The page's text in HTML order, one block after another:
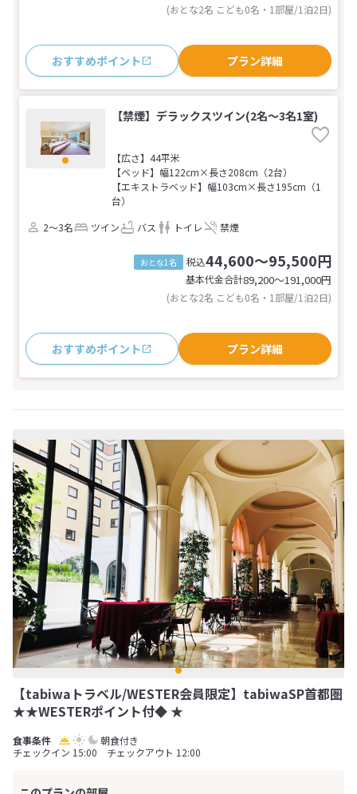
(おとな2名 こども0名・1部屋/1泊2日)
おすすめポイント プラン詳細
【禁煙】デラックスツイン(2名～3名1室)
【広さ】44平米
【ベッド】幅122cm×長さ208cm（2台）
【エキストラベッド】幅103cm×長さ195cm（1
台）
2～3名
ツイン バス トイレ 禁煙
おとな1名 税込44,600～95,500円
基本代金合計89,200〜191,000円
(おとな2名 こども0名・1部屋/1泊2日)
おすすめポイント プラン詳細
【tabiwaトラベル/WESTER会員限定】tabiwaSP首都圏
★★WESTERポイント付◆ ★
朝食付き
チェックイン 15:00 チェックアウト 12:00